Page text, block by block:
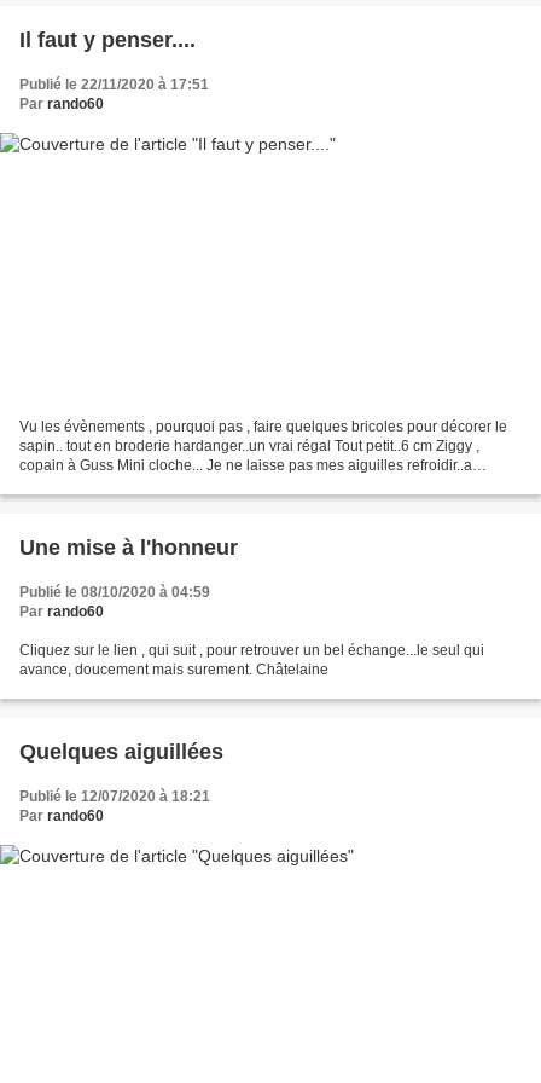
Il faut y penser....
Publié le 22/11/2020 à 17:51
Par rando60
Vu les évènements , pourquoi pas , faire quelques bricoles pour décorer le
sapin.. tout en broderie hardanger..un vrai régal Tout petit..6 cm Ziggy ,
copain à Guss Mini cloche... Je ne laisse pas mes aiguilles refroidir..a
Une mise à l'honneur
Publié le 08/10/2020 à 04:59
Par rando60
Cliquez sur le lien , qui suit , pour retrouver un bel échange...le seul qui
avance, doucement mais surement. Châtelaine
Quelques aiguillées
Publié le 12/07/2020 à 18:21
Par rando60